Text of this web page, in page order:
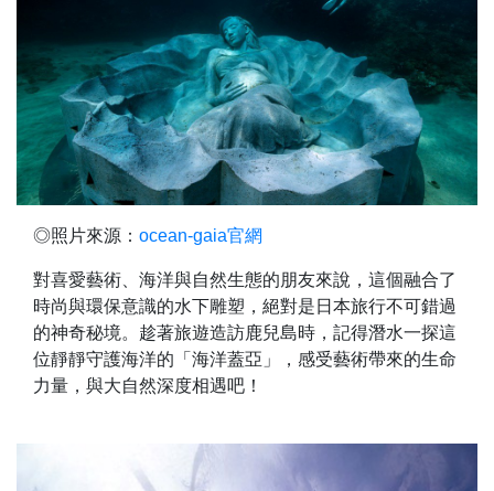
◎照片來源： ocean-gaia官網
對喜愛藝術、海洋與自然生態的朋友來說，這個融合了
時尚與環保意識的水下雕塑，絕對是日本旅行不可錯過
的神奇秘境。趁著旅遊造訪鹿兒島時，記得潛水一探這
位靜靜守護海洋的「海洋蓋亞」，感受藝術帶來的生命
力量，與大自然深度相遇吧！